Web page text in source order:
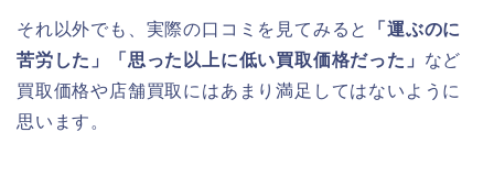
それ以外でも、実際の口コミを見てみると
「運ぶのに
苦労した」「思った以上に低い買取価格だった」 など
買取価格や店舗買取にはあまり満足してはないように
思います。